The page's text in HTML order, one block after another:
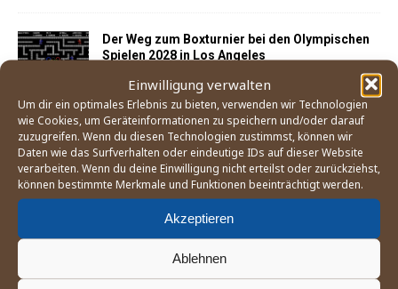
Einwilligung verwalten
Um dir ein optimales Erlebnis zu bieten, verwenden wir Technologien
wie Cookies, um Geräteinformationen zu speichern und/oder darauf
zuzugreifen. Wenn du diesen Technologien zustimmst, können wir
Daten wie das Surfverhalten oder eindeutige IDs auf dieser Website
verarbeiten. Wenn du deine Einwilligung nicht erteilst oder zurückziehst,
können bestimmte Merkmale und Funktionen beeinträchtigt werden.
Akzeptieren
Ablehnen
Der Weg zum Boxturnier bei den Olympischen
Spielen 2028 in Los Angeles
England Boxing betrachtet Mitgliedsverband
»East Midland« als gescheitert
25. April 2026